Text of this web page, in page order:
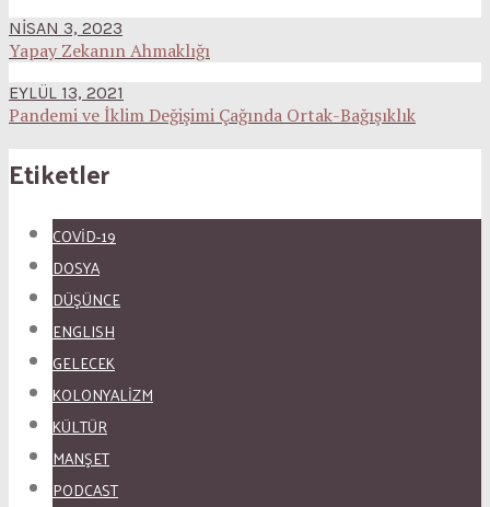
NISAN 3, 2023
Yapay Zekanın Ahmaklığı
EYLÜL 13, 2021
Pandemi ve İklim Değişimi Çağında Ortak-Bağışıklık
Etiketler
COVID-19
DOSYA
DÜŞÜNCE
ENGLISH
GELECEK
KOLONYALİZM
KÜLTÜR
MANŞET
PODCAST